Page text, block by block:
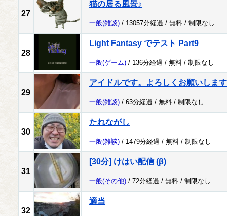
27
猫の居る風景♪
一般(雑談) / 13057分経過 / 無料 / 制限なし
28
Light Fantasy でテスト Part9
一般(ゲーム) / 136分経過 / 無料 / 制限なし
29
アイドルです。よろしくお願いしま
一般(雑談) / 63分経過 / 無料 / 制限なし
30
たれながし
一般(雑談) / 1479分経過 / 無料 / 制限なし
31
[30分] けはい配信 (β)
一般(その他) / 72分経過 / 無料 / 制限なし
32
適当